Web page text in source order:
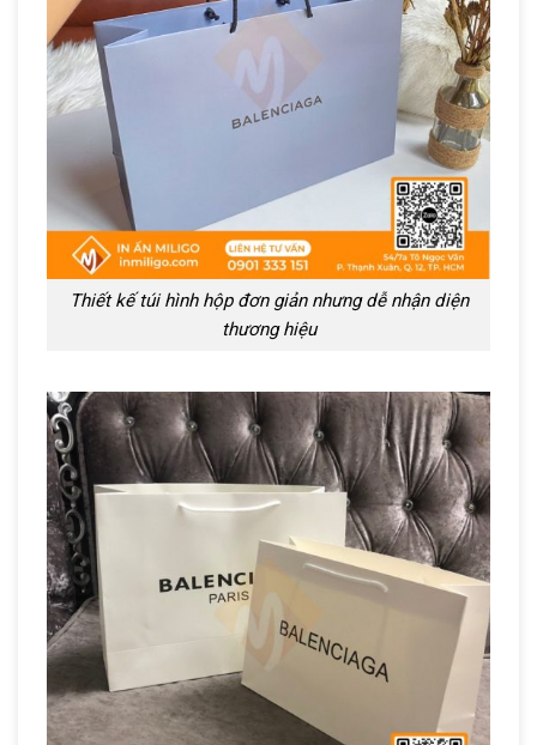
Thiết kế túi hình hộp đơn giản nhưng dễ nhận diện
thương hiệu